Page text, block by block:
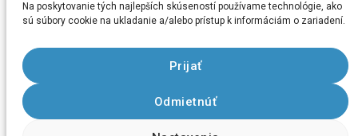
Na poskytovanie tých najlepších skúseností používame technológie, ako
sú súbory cookie na ukladanie a/alebo prístup k informáciám o zariadení.
Prijať
Odmietnúť
Referencie
Kontakt
Copyright © 2026 Miramid